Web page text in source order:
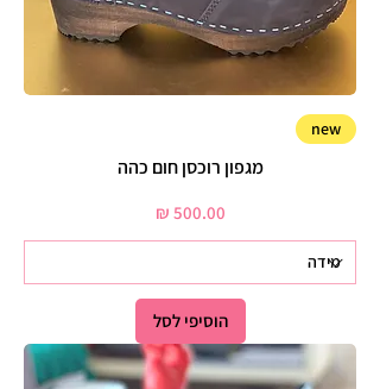
new
מגפון רוכסן חום כהה
מחיר
הוסיפי לסל